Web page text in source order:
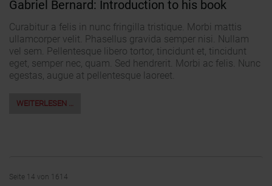
Gabriel Bernard: Introduction to his book
Curabitur a felis in nunc fringilla tristique. Morbi mattis
ullamcorper velit. Phasellus gravida semper nisi. Nullam
vel sem. Pellentesque libero tortor, tincidunt et, tincidunt
eget, semper nec, quam. Sed hendrerit. Morbi ac felis. Nunc
egestas, augue at pellentesque laoreet.
WEITERLESEN …
Seite 14 von 1614